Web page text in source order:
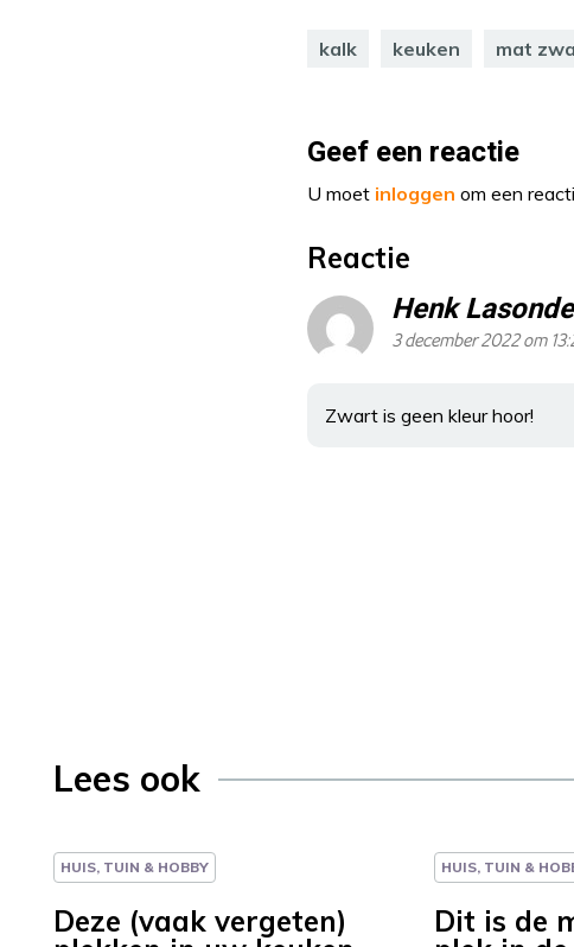
kalk keuken mat
Geef een reactie
U moet inloggen om een
Reactie
Henk
3 december 2022 om
Zwart is geen kleur hoor!
Lees ook
HUIS, TUIN & HOBBY
Deze (vaak vergeten)
HUIS, TUIN &
Dit is de